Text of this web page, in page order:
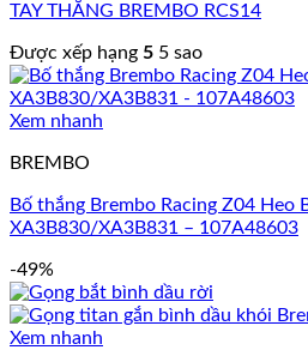
TAY THẮNG BREMBO RCS14
Được xếp hạng 5 5 sao
Xem nhanh
BREMBO
Bố thắng Brembo Racing Z04 Heo
XA3B830/XA3B831 – 107A48603
-49%
Xem nhanh